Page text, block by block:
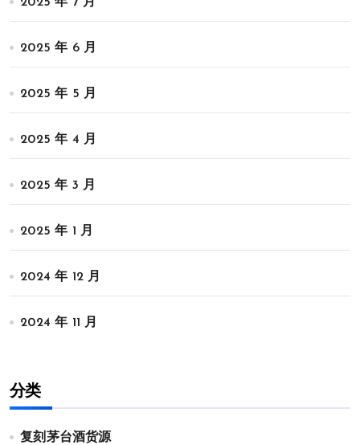
2025 年 6 月
2025 年 5 月
2025 年 4 月
2025 年 3 月
2025 年 1 月
2024 年 12 月
2024 年 11 月
分类
复刻茅台酒货源